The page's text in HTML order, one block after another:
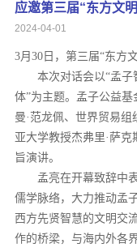
应邀第三届“东方文
2024-04-01
3月30日，第三届“东方
本次对话会以“孟子
体”为主题。孟子公益
曼·范龙佩、世界贸易
亚大学教授杰弗里·萨
旨演讲。
孟亮在开幕致辞中表
儒学脉络，大力推动孟
西方先贤智慧的文明交
作的桥梁，与海内外各